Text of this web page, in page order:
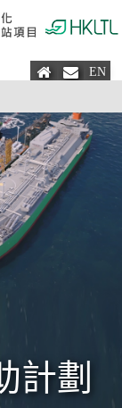
主頁電郵
EN
計劃